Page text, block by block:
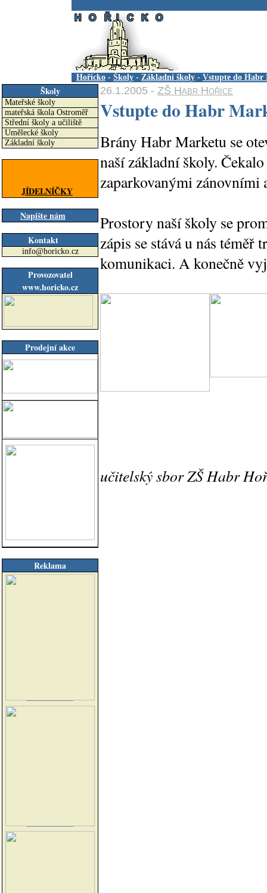
Hořicko - Školy - Základní školy - Vstupte do Habr
Školy
Mateřské školy
mateřská škola Ostroměř
Střední školy a učiliště
Umělecké školy
Základní školy
JÍDELNÍČKY
Napište nám
Kontakt
info@horicko.cz
Provozovatel
www.horicko.cz
Prodejní akce
Reklama
26.1.2005 - ZŠ Habr Hořice
Vstupte do Habr
Brány Habr Marketu se
naší základní školy.
zaparkovanými zánovními
Prostory naší školy se
zápis se stává u nás
komunikaci. A konečně
učitelský sbor ZŠ Habr